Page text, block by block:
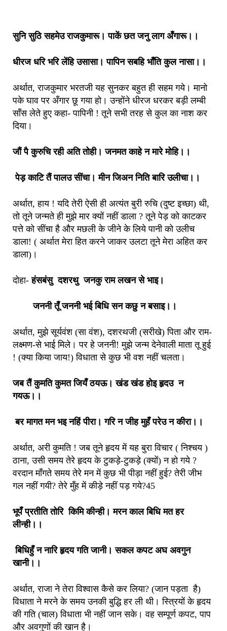
सुनि सुठि सहमेउ राजकुमारू। पाकें छत जनु लाग अँगारू।।
धीरज धरि भरि लेंहि उसासा। पापिन सबहि भाँति कुल नासा।।
अर्थात, राजकुमार भरतजी यह सुनकर बहुत ही सहम गये। मानो
पके घाव पर अँगार छू गया हो। उन्होंने धीरज धरकर बड़ी लम्बी
साँस लेते हुए कहा- पापिनी ! तूने सभी तरह से कुल का नाश कर
दिया।
जौं पै कुरुचि रही अति तोही। जनमत काहे न मारे मोहि।।
पेड़ काटि तैं पालउ सींचा। मीन जिअन निति बारि उलीचा।।
अर्थात, हाय ! यदि तेरी ऐसी ही अत्यंत बुरी रुचि (दुष्ट इच्छा) थी,
तो तूने जन्मते ही मुझे मार क्यों नहीं डाला ? तूने पेड़ को काटकर
पत्ते को सींचा है और मछली के जीने के लिये पानी को उलीच
डाला! ( अर्थात मेरा हित करने जाकर उलटा तूने मेरा अहित कर
डाला)।
दोहा-हंसबंसु दशरथु जनकु राम लखन से भाइ।
जननी तूँ जननी भई बिधि सन कछु न बसाइ।।
अर्थात, मुझे सूर्यवंश (सा वंश), दशरथजी (सरीखे) पिता और राम-
लक्ष्मण-से भाई मिले। पर हे जननी! मुझे जन्म देनेवाली माता तू हुई
! (क्या किया जाय!) विधाता से कुछ भी वश नहीं चलता।
जब तैं कुमति कुमत जियँ ठयऊ। खंड खंड होइ हृदउ न
गयऊ।।
बर मागत मन भइ नहिं पीरा। गरि न जीह मुहँ परेउ न कीरा।।
अर्थात, अरी कुमति ! जब तूने हृदय में यह बुरा विचार ( निश्चय )
ठाना, उसी समय तेरे हृदय के टुकड़े-टुकड़े (क्यों) न हो गये ?
वरदान माँगते समय तेरे मन में कुछ भी पीड़ा नहीं हुई? तेरी जीभ
गल नहीं गयी? तेरे मुँह में कीड़े नहीं पड़ गये?45
भूपँ प्रतीति तोरि किमि कीन्ही। मरन काल बिधि मत हर
लीन्ही।।
बिधिहुँ न नारि हृदय गति जानी। सकल कपट अघ अवगुन
खानी।।
अर्थात, राजा ने तेरा विश्वास कैसे कर लिया? (जान पड़ता है)
विधाता ने मरने के समय उनकी बुद्धि हर ली थी। स्त्रियों के हृदय
की गति (चाल) विधाता भी नहीं जान सके। वह सम्पूर्ण कपट, पाप
और अवगुणों की खान है।